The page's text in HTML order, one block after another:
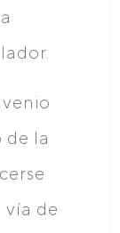
la
vía de